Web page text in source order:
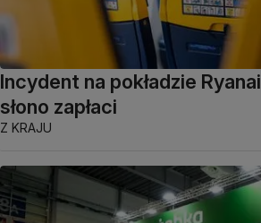
Incydent na pokładzie
słono zapłaci
Z KRAJU